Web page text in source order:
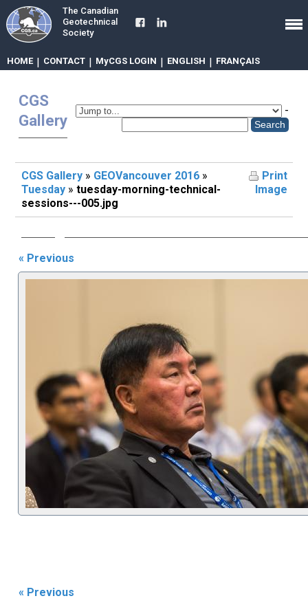
The Canadian
Geotechnical
Society
HOME | CONTACT | MyCGS LOGIN | ENGLISH | FRANÇAIS
CGS
Gallery
-
CGS Gallery » GEOVancouver 2016 »
Tuesday »tuesday-morning-technical-
sessions---005.jpg
Print
Image
« Previous
« Previous